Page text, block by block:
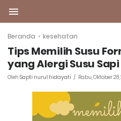
Beranda › kesehatan
Tips Memilih Susu
yang Alergi Susu Sapi
Oleh Sapti nurul hidayati Rabu, Oktober